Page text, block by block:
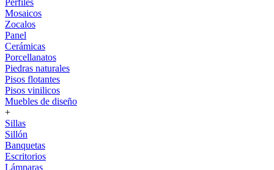
Perfiles
Mosaicos
Zocalos
Panel
Cerámicas
Porcellanatos
Piedras naturales
Pisos flotantes
Pisos vinilicos
Muebles de diseño
+
Sillas
Sillón
Banquetas
Escritorios
Lámparas